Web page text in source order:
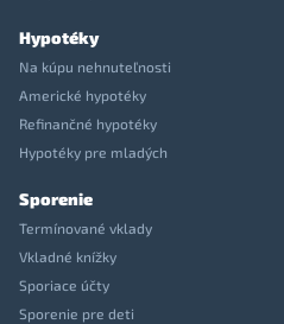
Hypotéky
Na kúpu nehnuteľnosti
Americké hypotéky
Refinančné hypotéky
Hypotéky pre mladých
Sporenie
Termínované vklady
Vkladné knížky
Sporiace účty
Sporenie pre deti